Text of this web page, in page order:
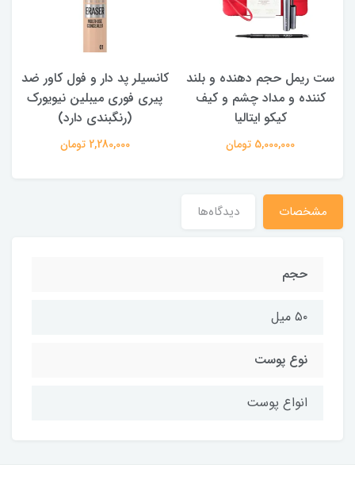
ست ریمل حجم دهنده و بلند
کننده و مداد چشم و کیف
کیکو ایتالیا
5,000,000 تومان
کانسیلر پد دار و فول کاور ضد
پیری فوری میبلین نیویورک
(رنگبندی دارد)
2,280,000 تومان
مشخصات دیدگاه‌ها
حجم
۵۰ میل
نوع پوست
انواع پوست